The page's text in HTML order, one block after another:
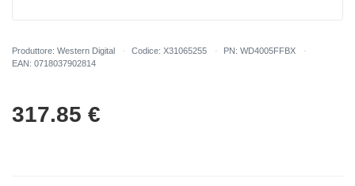
Produttore: Western Digital Codice: X31065255
PN: WD4005FFBX
EAN: 0718037902814
317.85 €